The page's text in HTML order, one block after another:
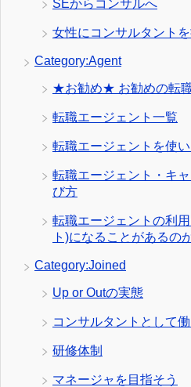
SEからコンサルへ
女性にコンサルタント
Category:Agent
★お勧め★ お勧めの転
転職エージェント一覧
転職エージェントを使
転職エージェント・キ
び方
転職エージェントの利
ト)になることがあるの
Category:Joined
Up or Outの実態
コンサルタントとして
研修体制
マネージャを目指そう